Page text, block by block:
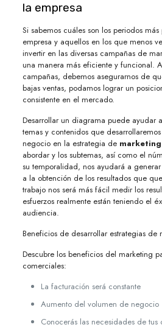
la empresa
Si sabemos cuáles son los periodos más
empresa y aquellos en los que menos
invertir en las diversas campañas de
una manera más eficiente y funcional.
campañas, debemos asegurarnos de
bajas ventas, podamos lograr un
consistente en el mercado.
Desarrollar un diagrama puede ayudar
temas y contenidos que
negocio en la estrategia de marketing
abordar y los subtemas, así como el
su temporalidad, nos ayudará a
a la obtención de los resultados que
trabajo nos será más fácil medir los
esfuerzos realmente están teniendo el
audiencia.
Beneficios de desarrollar estrategias de
Descubre los beneficios del marketing
comerciales:
La facturación será constante
Aumento del volumen de negocio
Conocerás las necesidades de tus